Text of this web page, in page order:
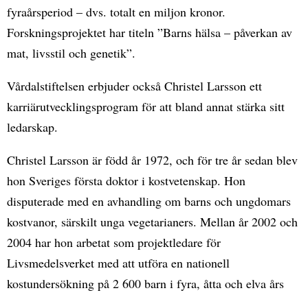
fyraårsperiod – dvs. totalt en miljon kronor.
Forskningsprojektet har titeln ”Barns hälsa – påverkan av
mat, livsstil och genetik”.
Vårdalstiftelsen erbjuder också Christel Larsson ett
karriärutvecklingsprogram för att bland annat stärka sitt
ledarskap.
Christel Larsson är född år 1972, och för tre år sedan blev
hon Sveriges första doktor i kostvetenskap. Hon
disputerade med en avhandling om barns och ungdomars
kostvanor, särskilt unga vegetarianers. Mellan år 2002 och
2004 har hon arbetat som projektledare för
Livsmedelsverket med att utföra en nationell
kostundersökning på 2 600 barn i fyra, åtta och elva års